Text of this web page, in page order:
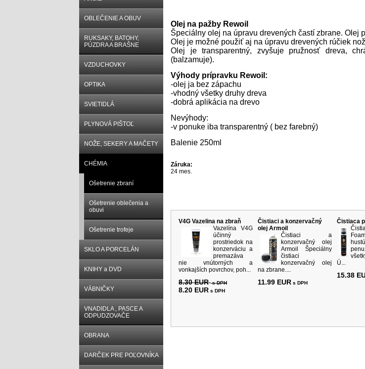
OBLEČENIE A OBUV
RUKSAKY, BATOHY,
PÚZDRA A BRAŠNE
VZDUCHOVKY
OPTIKA
SVIETIDLÁ
PLYNOVÁ PIŠTOĽ
NOŽE, SEKERY A MAČETY
CHÉMIA
Ošetrenie zbraní
Ošetrenie oblečenia a
obuvi
Ošetrenie trofeje
SKLO A PORCELÁN
KNIHY a DVD
VÁBNIČKY
VNADIDLA , PASCE A
ODPUDZOVAČE
OBRANA
DARČEK PRE POĽOVNÍKA
Olej na pažby Rewoil
Špeciálny olej na úpravu drevených častí zbrane. Olej
Olej je možné použiť aj na úpravu drevených rúčiek
Olej je transparentný, zvyšuje pružnosť dreva,
(balzamuje).
Výhody prípravku Rewoil:
-olej ja bez zápachu
-vhodný všetky druhy dreva
-dobrá aplikácia na drevo
Nevýhody:
-v ponuke iba transparentný ( bez farebný)
Balenie 250ml
Záruka:
24 mes.
V4G Vazelina na zbraň
Vazelína V4G
účinný
prostriedok na
konzerváciu a
premazáva
nie vnútorných a
vonkajších povrchov, poh...
8.30 EURs DPH
8.20 EUR s DPH
Čistiaci a konzervačný
olej Armoil
Čistiaci a
konzervačný olej
Armoil Špeciálny
čistiaci
konzervačný olej
na zbrane....
11.99 EUR s DPH
Čistiaca
Ú...
15.38